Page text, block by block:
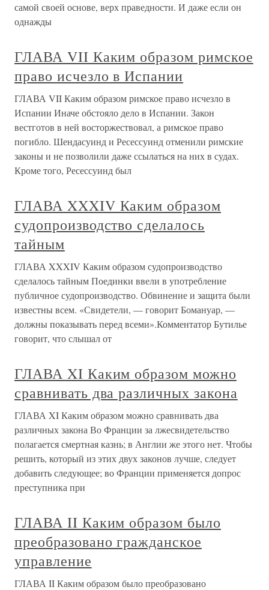
самой своей основе, верх праведности. И даже если он
однажды
ГЛАВА VII Каким образом римское
право исчезло в Испании
ГЛАВА VII Каким образом римское право исчезло в
Испании Иначе обстояло дело в Испании. Закон
вестготов в ней восторжествовал, а римское право
погибло. Шендасуинд и Ресессуинд отменили римские
законы и не позволили даже ссылаться на них в судах.
Кроме того, Ресессуинд был
ГЛАВА XXXIV Каким образом
судопроизводство сделалось
тайным
ГЛАВА XXXIV Каким образом судопроизводство
сделалось тайным Поединки ввели в употребление
публичное судопроизводство. Обвинение и защита были
известны всем. «Свидетели, — говорит Бомануар, —
должны показывать перед всеми».Комментатор Бутилье
говорит, что слышал от
ГЛАВА XI Каким образом можно
сравнивать два различных закона
ГЛАВА XI Каким образом можно сравнивать два
различных закона Во Франции за лжесвидетельство
полагается смертная казнь; в Англии же этого нет. Чтобы
решить, который из этих двух законов лучше, следует
добавить следующее; во Франции применяется допрос
преступника при
ГЛАВА II Каким образом было
преобразовано гражданское
управление
ГЛАВА II Каким образом было преобразовано